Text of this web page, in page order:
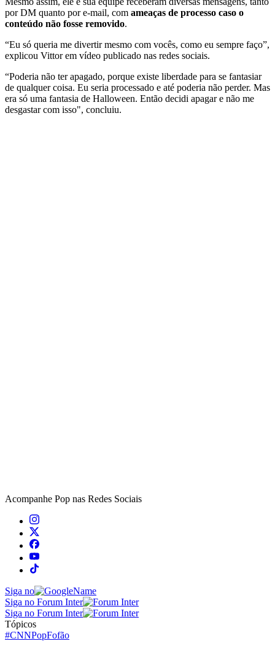
por DM quanto por e-mail, com ameaças de processo caso o
conteúdo não fosse removido.
“Eu só queria me divertir mesmo com vocês, como eu sempre faço”,
explicou Vittor em vídeo publicado nas redes sociais.
“Poderia não ter apagado, porque existe liberdade para se fantasiar
de qualquer coisa. Eu seria processado e até poderia não perder. Mas
era só uma fantasia de Halloween. Então decidi apagar e não me
desgastar com isso", concluiu.
Acompanhe Pop nas Redes Sociais
Siga no
Siga no Forum Inter
Siga no Forum Inter
Tópicos
#CNNPopFofão